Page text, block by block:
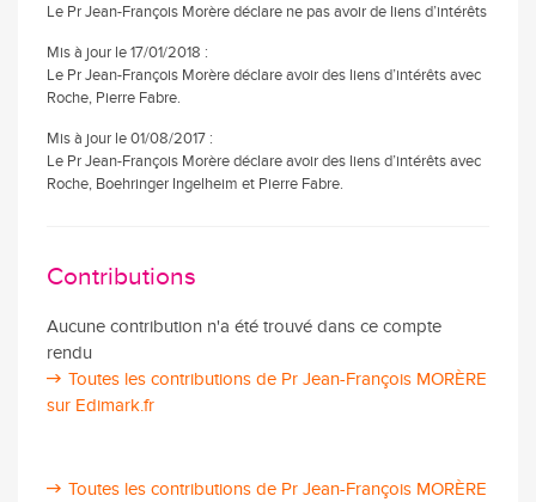
Le Pr Jean-François Morère déclare ne pas avoir de liens d’intérêts
Mis à jour le 17/01/2018 :
Le Pr Jean-François Morère déclare avoir des liens d’intérêts avec
Roche, Pierre Fabre.
Mis à jour le 01/08/2017 :
Le Pr Jean-François Morère déclare avoir des liens d’intérêts avec
Roche, Boehringer Ingelheim et Pierre Fabre.
Contributions
Aucune contribution n'a été trouvé dans ce compte
rendu
Toutes les contributions de Pr Jean-François MORÈRE
sur Edimark.fr
Toutes les contributions de Pr Jean-François MORÈRE